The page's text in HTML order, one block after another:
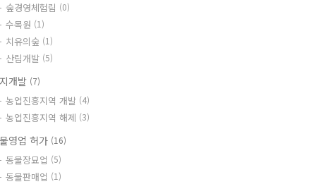
숲경영체험림 (0)
수목원 (1)
치유의숲 (1)
산림개발 (5)
개발 (7)
농업진흥지역 개발 (4)
농업진흥지역 해제 (3)
영업 허가 (16)
동물장묘업 (5)
동물판매업 (1)